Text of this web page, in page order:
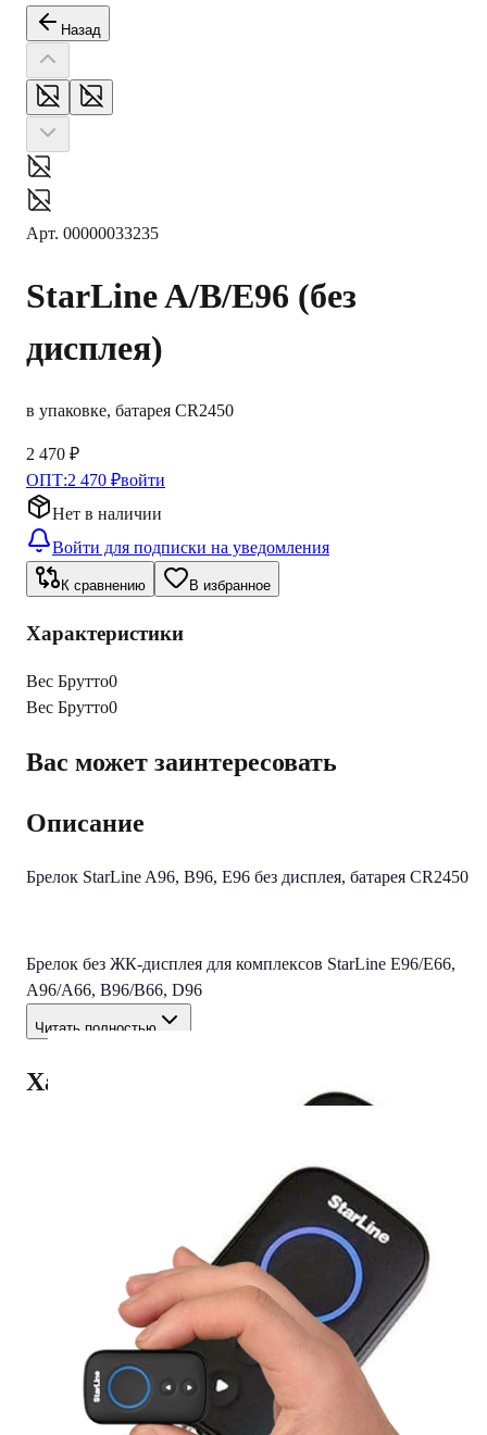
Назад
Арт. 00000033235
StarLineA/B/E96 (без
дисплея)
в упаковке, батарея CR2450
2 470 ₽
ОПТ:2 470 ₽войти
Нет в наличии
Войти для подписки на уведомления
К сравнению В избранное
Характеристики
Вес Брутто0
Вес Брутто0
Вас может заинтересовать
Описание
Брелок StarLine A96, B96, E96 без дисплея, батарея CR2450
Брелок без ЖК-дисплея для комплексов StarLine E96/E66,
A96/A66, B96/B66, D96
Читать полностью
Характеристики
Крупнейший оптовый оператор автомобильной электроники
Контакты
AKS Group